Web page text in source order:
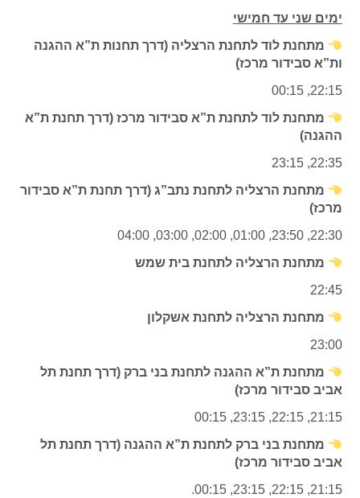
ימים שני עד חמישי
מתחנת לוד לתחנת הרצליה (דרך תחנות ת”א ההגנה
ות”א סבידור מרכז)
22:15, 00:15
מתחנת לוד לתחנת ת”א סבידור מרכז (דרך תחנת ת”א
ההגנה)
22:35, 23:15
מתחנת הרצליה לתחנת נתב”ג (דרך תחנת ת”א סבידור
מרכז)
22:30, 23:50, 01:00, 02:00, 03:00, 04:00
מתחנת הרצליה לתחנת בית שמש
22:45
מתחנת הרצליה לתחנת אשקלון
23:00
מתחנת ת”א ההגנה לתחנת בני ברק (דרך תחנת תל
אביב סבידור מרכז)
21:15, 22:15, 23:15, 00:15
מתחנת בני ברק לתחנת ת”א ההגנה (דרך תחנת תל
אביב סבידור מרכז)
21:15, 22:15, 23:15, 00:15.